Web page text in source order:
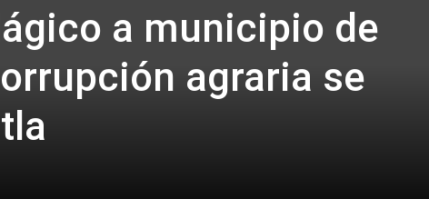
a municipio de
agraria se